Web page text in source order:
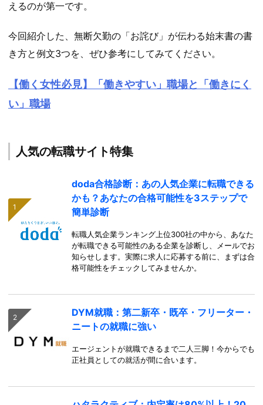
えるのが第一です。
今回紹介した、無断欠勤の「お詫び」が伝わる始末書の書
き方と例文3つを、ぜひ参考にしてみてください。
【働く女性必見】「働きやすい」職場と「働きにく
い」職場
人気の転職サイト特集
doda合格診断：あの人気企業に転職できる
かも？あなたの合格可能性を3ステップで
簡単診断
転職人気企業ランキング上位300社の中から、あなた
が転職できる可能性のある企業を診断し、メールでお
知らせします。実際に求人に応募する前に、まずは合
格可能性をチェックしてみませんか。
DYM就職：第二新卒・既卒・フリーター・
ニートの就職に強い
エージェントが就職できるまで二人三脚！今からでも
正社員としての就活が間に合います。